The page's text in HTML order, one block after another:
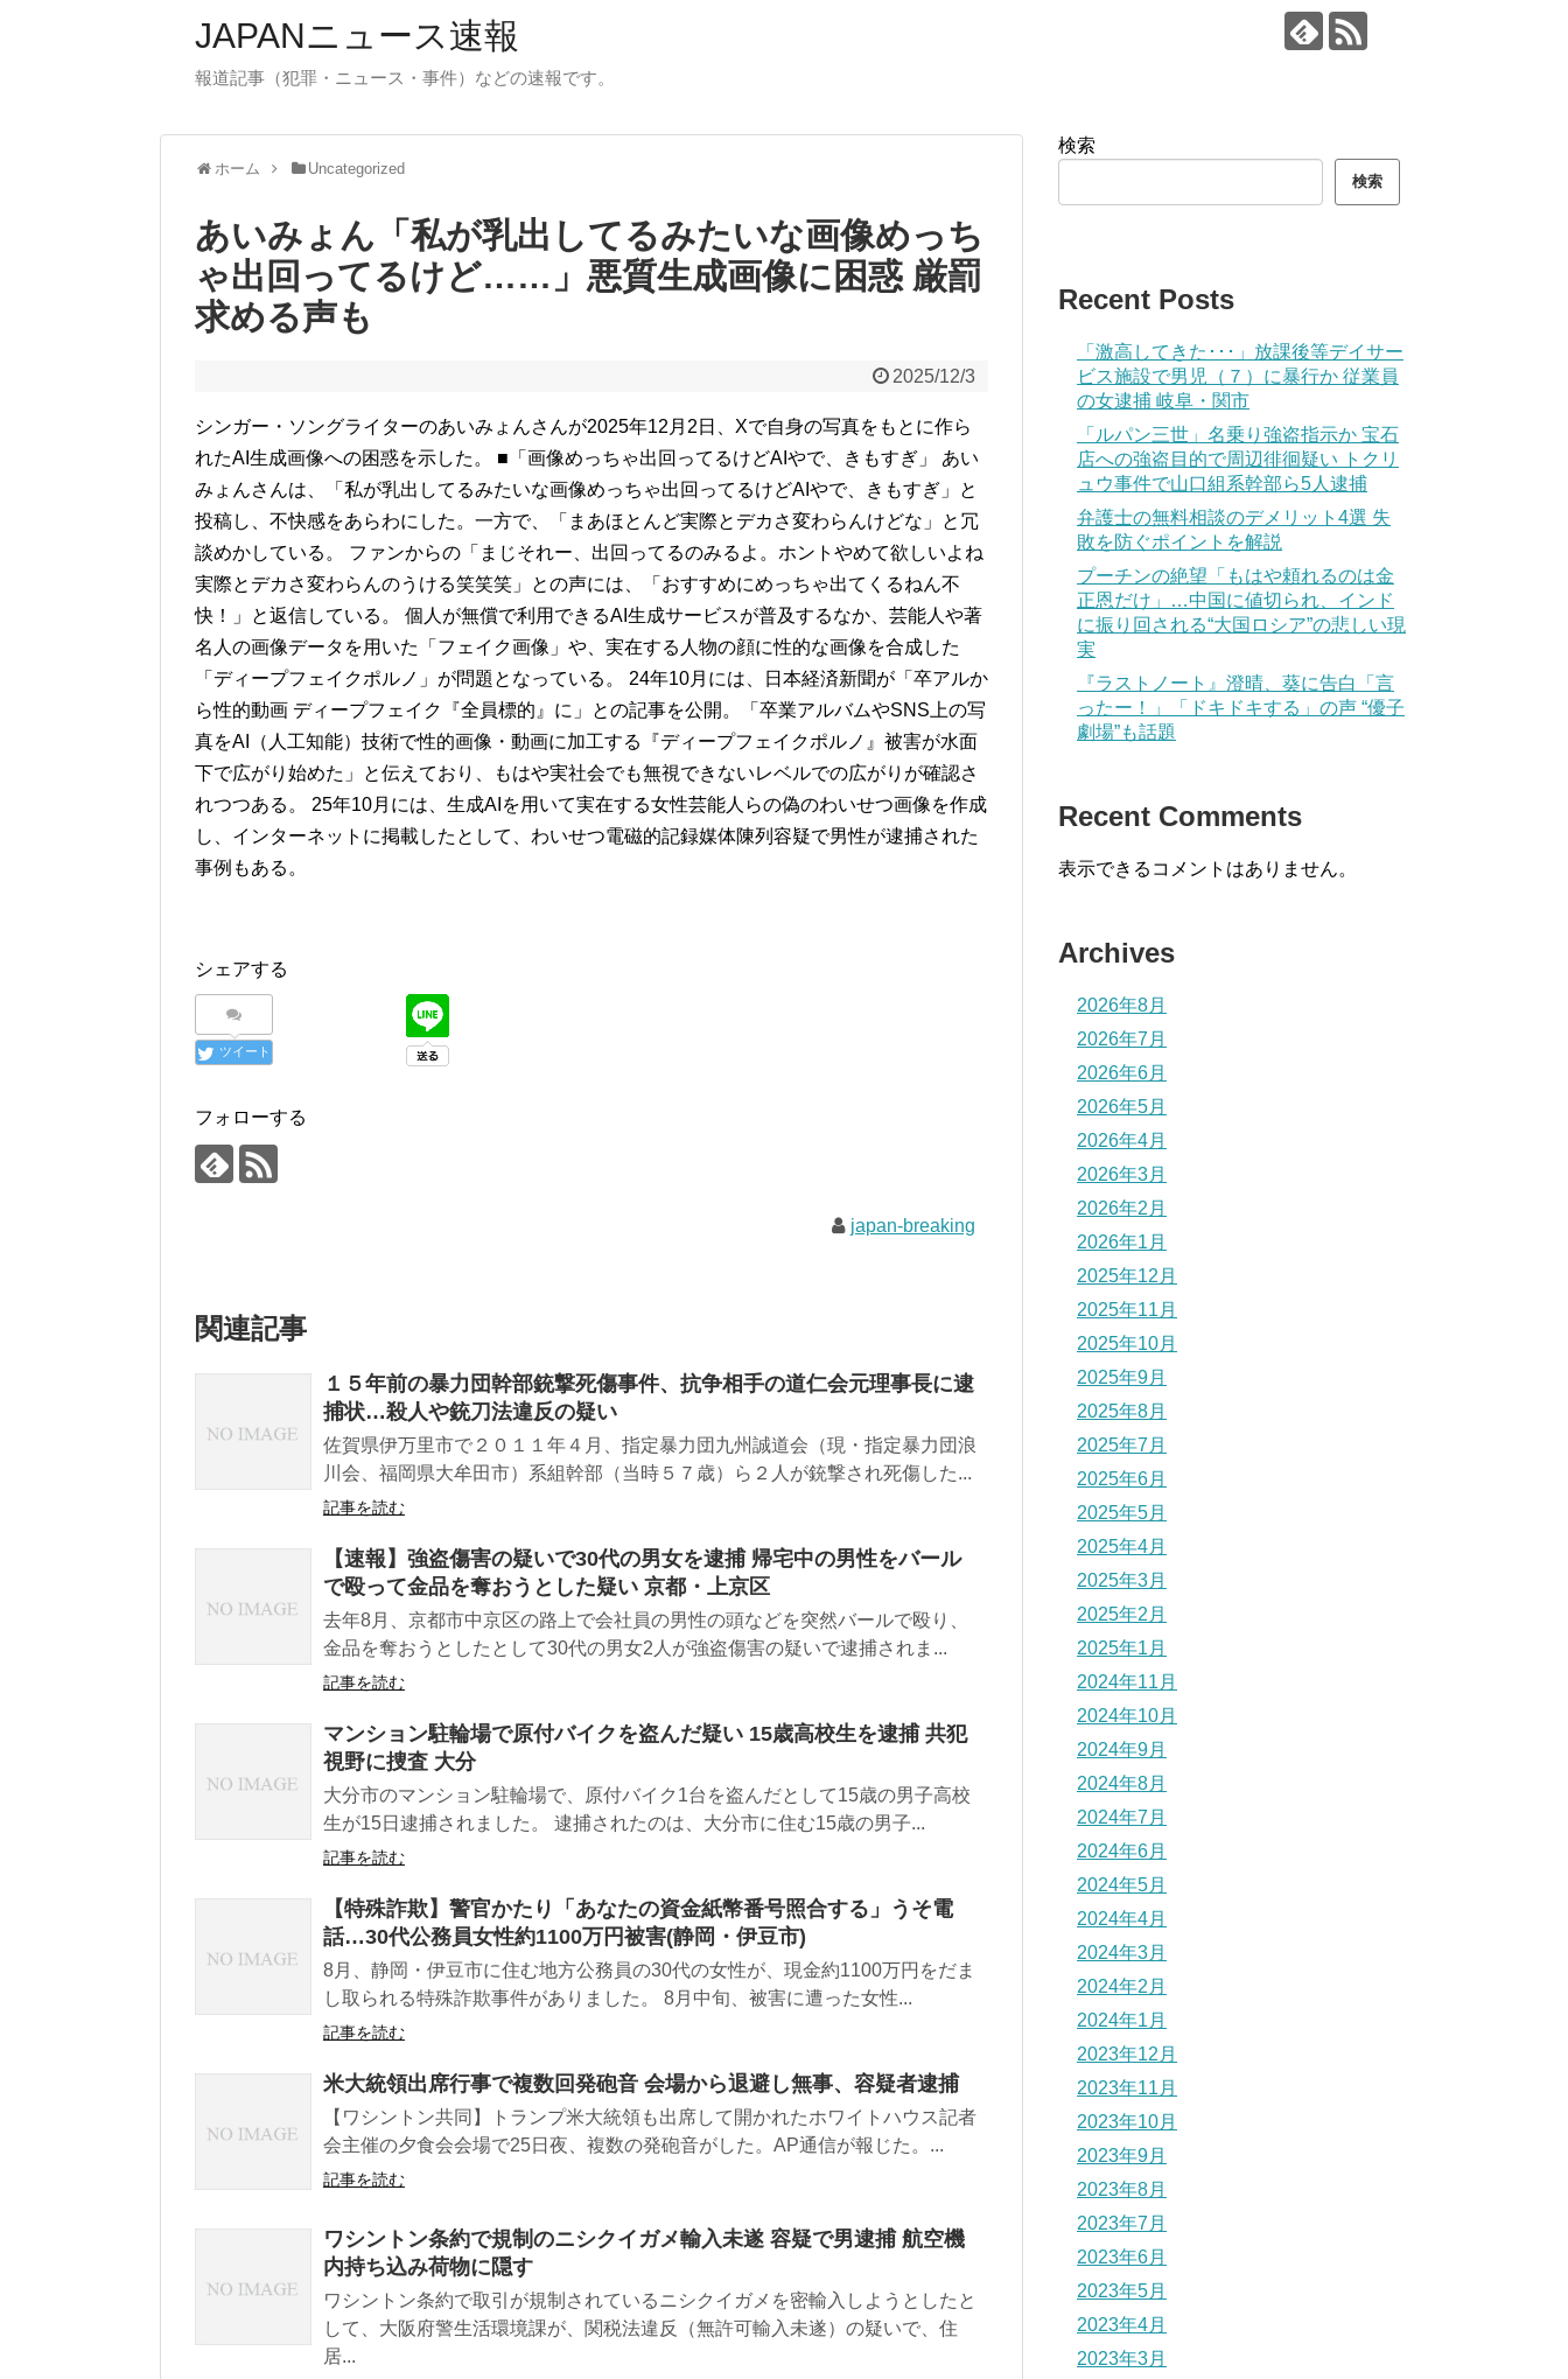
JAPANニュース速報
報道記事（犯罪・ニュース・事件）などの速報です。
ホーム Uncategorized
あいみょん「私が乳出してるみたいな画像めっち
ゃ出回ってるけど……」悪質生成画像に困惑 厳罰
求める声も
2025/12/3
シンガー・ソングライターのあいみょんさんが2025年12月2日、Xで自身の写真をもとに作ら
れたAI生成画像への困惑を示した。 ■「画像めっちゃ出回ってるけどAIやで、きもすぎ」 あい
みょんさんは、「私が乳出してるみたいな画像めっちゃ出回ってるけどAIやで、きもすぎ」と
投稿し、不快感をあらわにした。一方で、「まあほとんど実際とデカさ変わらんけどな」と冗
談めかしている。 ファンからの「まじそれー、出回ってるのみるよ。ホントやめて欲しいよね
実際とデカさ変わらんのうける笑笑笑」との声には、「おすすめにめっちゃ出てくるねん不
快！」と返信している。 個人が無償で利用できるAI生成サービスが普及するなか、芸能人や著
名人の画像データを用いた「フェイク画像」や、実在する人物の顔に性的な画像を合成した
「ディープフェイクポルノ」が問題となっている。 24年10月には、日本経済新聞が「卒アルか
ら性的動画 ディープフェイク『全員標的』に」との記事を公開。「卒業アルバムやSNS上の写
真をAI（人工知能）技術で性的画像・動画に加工する『ディープフェイクポルノ』被害が水面
下で広がり始めた」と伝えており、もはや実社会でも無視できないレベルでの広がりが確認さ
れつつある。 25年10月には、生成AIを用いて実在する女性芸能人らの偽のわいせつ画像を作成
し、インターネットに掲載したとして、わいせつ電磁的記録媒体陳列容疑で男性が逮捕された
事例もある。
シェアする
ツイート
フォローする
japan-breaking
関連記事
１５年前の暴力団幹部銃撃死傷事件、抗争相手の道仁会元理事長に逮
捕状…殺人や銃刀法違反の疑い
佐賀県伊万里市で２０１１年４月、指定暴力団九州誠道会（現・指定暴力団浪
川会、福岡県大牟田市）系組幹部（当時５７歳）ら２人が銃撃され死傷した...
記事を読む
【速報】強盗傷害の疑いで30代の男女を逮捕 帰宅中の男性をバール
で殴って金品を奪おうとした疑い 京都・上京区
去年8月、京都市中京区の路上で会社員の男性の頭などを突然バールで殴り、
金品を奪おうとしたとして30代の男女2人が強盗傷害の疑いで逮捕されま...
記事を読む
マンション駐輪場で原付バイクを盗んだ疑い 15歳高校生を逮捕 共犯
視野に捜査 大分
大分市のマンション駐輪場で、原付バイク1台を盗んだとして15歳の男子高校
生が15日逮捕されました。 逮捕されたのは、大分市に住む15歳の男子...
記事を読む
【特殊詐欺】警官かたり「あなたの資金紙幣番号照合する」うそ電
話…30代公務員女性約1100万円被害(静岡・伊豆市)
8月、静岡・伊豆市に住む地方公務員の30代の女性が、現金約1100万円をだま
し取られる特殊詐欺事件がありました。 8月中旬、被害に遭った女性...
記事を読む
米大統領出席行事で複数回発砲音 会場から退避し無事、容疑者逮捕
【ワシントン共同】トランプ米大統領も出席して開かれたホワイトハウス記者
会主催の夕食会会場で25日夜、複数の発砲音がした。AP通信が報じた。...
記事を読む
ワシントン条約で規制のニシクイガメ輸入未遂 容疑で男逮捕 航空機
内持ち込み荷物に隠す
ワシントン条約で取引が規制されているニシクイガメを密輸入しようとしたと
して、大阪府警生活環境課が、関税法違反（無許可輸入未遂）の疑いで、住
居...
検索
検索
Recent Posts
「激高してきた･･･」放課後等デイサー
ビス施設で男児（７）に暴行か 従業員
の女逮捕 岐阜・関市
「ルパン三世」名乗り強盗指示か 宝石
店への強盗目的で周辺徘徊疑い トクリ
ュウ事件で山口組系幹部ら5人逮捕
弁護士の無料相談のデメリット4選 失
敗を防ぐポイントを解説
プーチンの絶望「もはや頼れるのは金
正恩だけ」…中国に値切られ、インド
に振り回される“大国ロシア”の悲しい現
実
『ラストノート』澄晴、葵に告白「言
ったー！」「ドキドキする」の声 “優子
劇場”も話題
Recent Comments
表示できるコメントはありません。
Archives
2026年8月
2026年7月
2026年6月
2026年5月
2026年4月
2026年3月
2026年2月
2026年1月
2025年12月
2025年11月
2025年10月
2025年9月
2025年8月
2025年7月
2025年6月
2025年5月
2025年4月
2025年3月
2025年2月
2025年1月
2024年11月
2024年10月
2024年9月
2024年8月
2024年7月
2024年6月
2024年5月
2024年4月
2024年3月
2024年2月
2024年1月
2023年12月
2023年11月
2023年10月
2023年9月
2023年8月
2023年7月
2023年6月
2023年5月
2023年4月
2023年3月